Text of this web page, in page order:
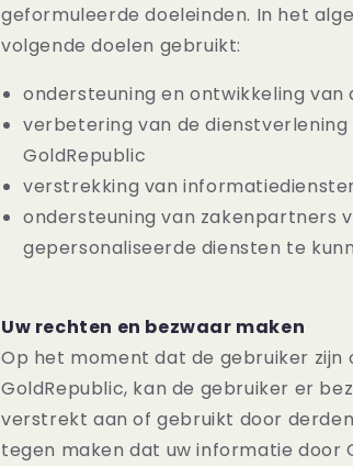
geformuleerde doeleinden. In het
volgende doelen gebruikt:
ondersteuning en ontwikkeling
verbetering van de
GoldRepublic
verstrekking van
ondersteuning van zakenpartners
gepersonaliseerde diensten te
Uw rechten en bezwaar maken
Op het moment dat de gebruiker
GoldRepublic, kan de gebruiker er
verstrekt aan of gebruikt door
tegen maken dat uw informatie